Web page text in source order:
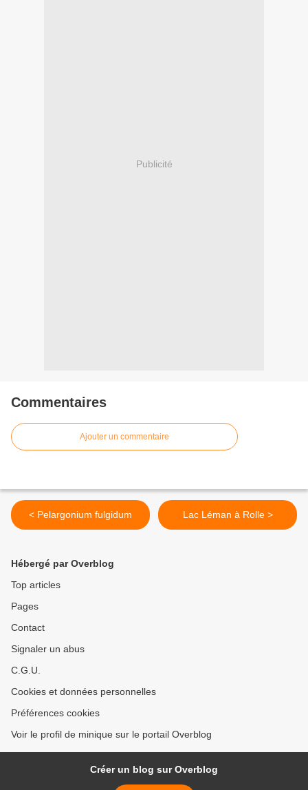
Publicité
Commentaires
Ajouter un commentaire
< Pelargonium fulgidum Lac Léman à Rolle >
Hébergé par Overblog
Top articles
Pages
Contact
Signaler un abus
C.G.U.
Cookies et données personnelles
Préférences cookies
Voir le profil de minique sur le portail Overblog
Créer un blog sur Overblog